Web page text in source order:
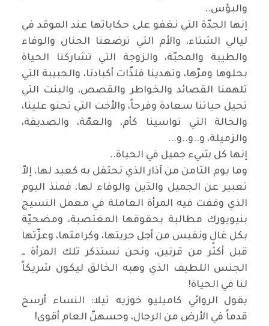
والبؤس..
إنها الجدّة التي نغفو على حكاياتها عند الموقد في
ليالي الشتاء، والأم التي ترضعنا الحنان والوفاء
والطيبة والمحبّة، والزوجة التي تشاركنا الحياة
بحلوها ومرّها، وتهدينا فلذّات أكبادنا، والحبيبة التي
تلهمنا القصائد والخواطر والقصص، والبنت التي
تحيل حياتنا سعادة وفرحاً، والأخت التي تحنو علينا،
والخالة التي تواسينا كأم، والعمّة، والصديقة،
والزميلة، و..و..و...
إنها كل شيء جميل في الحياة..
وما يوم الثامن من آذار الذي نحتفل به كعيد لها، إلاّ
تعبير عن الجميل والدَين والوفاء لها، فمنذ اليوم
الذي وقفت فيه المرأة العاملة في معمل النسيج
بنيويورك مطالبة بحقوقها المغتصبة، ومضحيّة
بكل غالٍ ونفيس من أجل حريتها، وكرامتها، وعزّتها
قبل أكثر من قرنين، ونحن نستذكر تلك المرأة ــ
الجنس اللطيف الذي وهبه الخالق ليكون شريكاً
لنا في الحياة!
يقول الروائي كاميليو خوزيه ثيلا: النساء أرسخ
قدماً في الأرض من الرجال، وحسهنّ العام أقوى!